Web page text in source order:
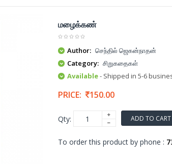
மழைக்கண்
Author: செந்தில் ஜெகன்நாதன்
Category: சிறுகதைகள்
Available- Shipped in 5-6
PRICE: 150.00
Qty: ADD TO CART
To order this product by phone :